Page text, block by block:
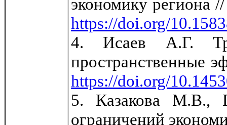
экономику региона
https://doi.org/
4. Исаев А.Г.
пространственные
https://doi.org/
5. Казакова М.В.,
ограничений